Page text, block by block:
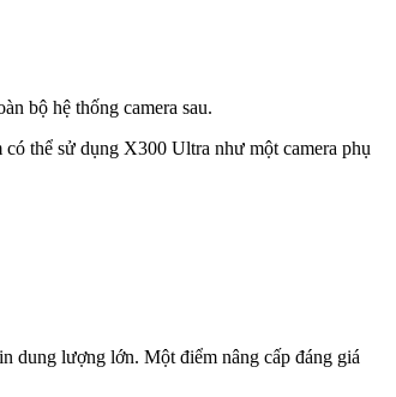
bộ hệ thống camera sau.
thể sử dụng X300 Ultra như một camera phụ
dung lượng lớn. Một điểm nâng cấp đáng giá